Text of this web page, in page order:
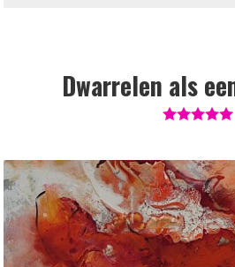
Dwarrelen als